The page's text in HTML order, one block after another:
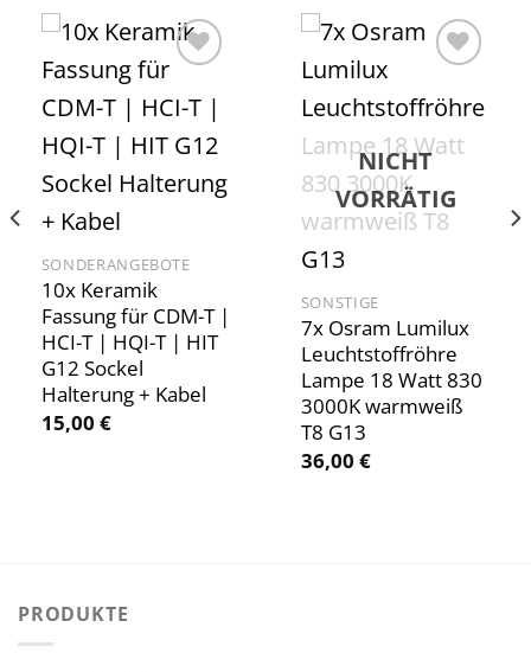
wishlist
SONDERANGEBOTE
10x Keramik
Fassung für CDM-T |
HCI-T | HQI-T | HIT
G12 Sockel
Halterung + Kabel
15,00 €
wishlist
NICHT
VORRÄTIG
SONSTIGE
7x Osram Lumilux
Leuchtstoffröhre
Lampe 18 Watt 830
3000K warmweiß
T8 G13
36,00 €
PRODUKTE